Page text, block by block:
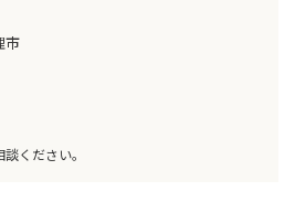
市
ください。